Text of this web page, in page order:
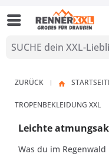
ZURÜCK |
TROPENBEKLEIDUNG XXL
Leichte
Was du im